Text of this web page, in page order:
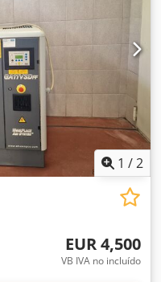
1 /2
EUR 4,500
VB IVA no incluído